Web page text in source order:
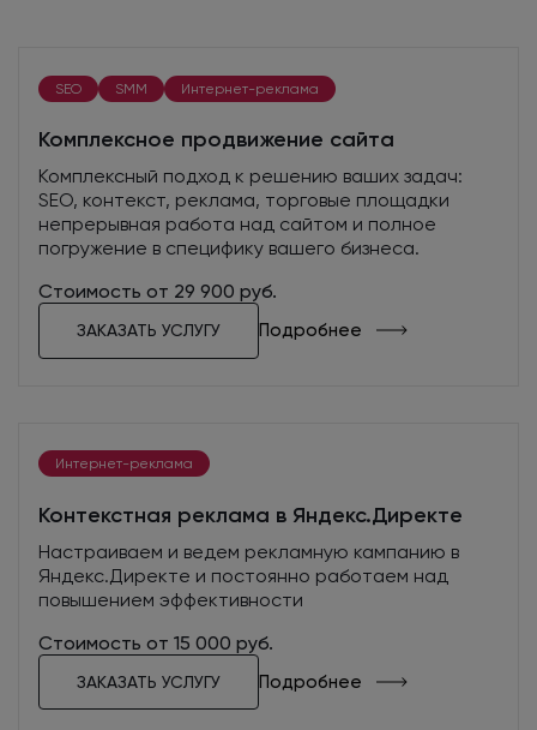
SEO SMM Интернет-реклама
Комплексное продвижение сайта
Комплексный подход к решению ваших задач:
SEO, контекст, реклама, торговые площадки
непрерывная работа над сайтом и полное
погружение в специфику вашего бизнеса.
Стоимость от 29 900 руб.
ЗАКАЗАТЬ УСЛУГУ Подробнее
Интернет-реклама
Контекстная реклама в Яндекс.Директе
Настраиваем и ведем рекламную кампанию в
Яндекс.Директе и постоянно работаем над
повышением эффективности
Стоимость от 15 000 руб.
ЗАКАЗАТЬ УСЛУГУ Подробнее